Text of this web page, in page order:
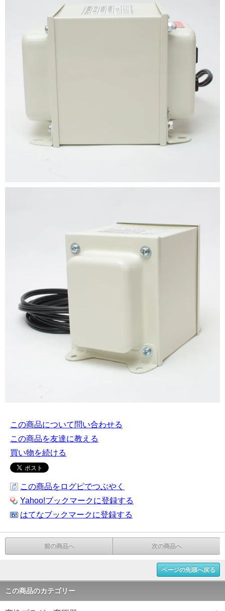
この商品について問い合わせる
この商品を友達に教える
買い物を続ける
この商品をログピでつぶやく
Yahoo!ブックマークに登録する
はてなブックマークに登録する
前の商品へ 次の商品へ
ページの先頭へ戻る
この商品のカテゴリー